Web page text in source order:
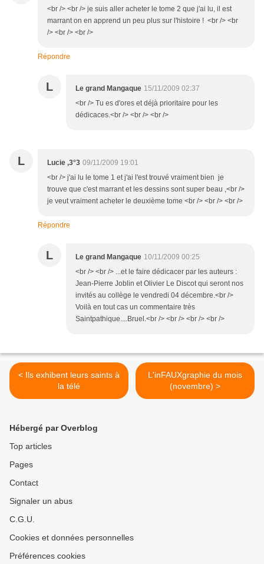
<br /> <br /> je suis aller acheter le tome 2 que j'ai lu, il est
marrant on en apprend un peu plus sur l'histoire ! <br /> <br
/> <br /> <br />
Répondre
L Le grand Mangaque 15/11/2009 02:37
<br /> Tu es d'ores et déjà prioritaire pour les
dédicaces.<br /> <br /> <br />
L Lucie ,3°3 09/11/2009 19:01
<br /> j'ai lu le tome 1 et j'ai l'est trouvé vraiment bien je
trouve que c'est marrant et les dessins sont super beau ,<br />
je veut vraiment acheter le deuxième tome <br /> <br /> <br />
Répondre
L Le grand Mangaque 10/11/2009 00:25
<br /> <br /> ...et le faire dédicacer par les auteurs :
Jean-Pierre Joblin et Olivier Le Discot qui seront nos
invités au collège le vendredi 04 décembre.<br />
Voilà en tout cas un commentaire très
Saintpathique....Bruel.<br /> <br /> <br /> <br />
< Ils exhibent leurs saints à
la télé
L'inFAUXgraphie du mois
(novembre) >
Hébergé par Overblog
Top articles
Pages
Contact
Signaler un abus
C.G.U.
Cookies et données personnelles
Préférences cookies